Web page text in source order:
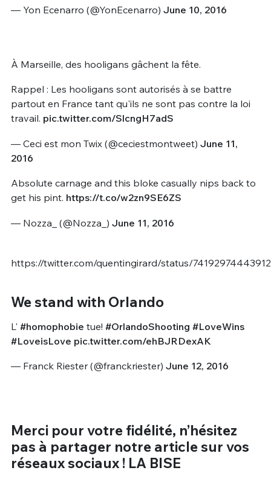
— Yon Ecenarro (@YonEcenarro) June 10, 2016
À Marseille, des hooligans gâchent la fête.
Rappel : Les hooligans sont autorisés à se battre
partout en France tant qu'ils ne sont pas contre la loi
travail. pic.twitter.com/SlcngH7adS
— Ceci est mon Twix (@ceciestmontweet) June 11,
2016
Absolute carnage and this bloke casually nips back to
get his pint. https://t.co/w2zn9SE6ZS
— Nozza_ (@Nozza_) June 11, 2016
https://twitter.com/quentingirard/status/
We stand with Orlando
L' #homophobie tue! #OrlandoShooting #LoveWins
#LoveisLove pic.twitter.com/ehBJRDexAK
— Franck Riester (@franckriester) June 12, 2016
Merci pour votre fidélité, n’hésitez
pas à partager notre article sur vos
réseaux sociaux ! LA BISE